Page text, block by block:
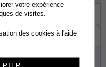
Ve
04 05
11 12
votre expérience
de visites.
des cookies à l'aide